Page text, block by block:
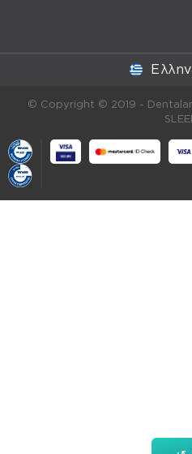
© Copyright © 2019 -